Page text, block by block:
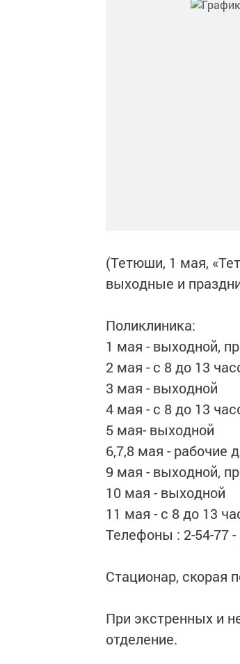
(Тетюши, 1 мая,
выходные и
Поликлиника:
1 мая - выходной,
2 мая - с 8 до 13
3 мая - выходной
4 мая - с 8 до 13
5 мая- выходной
6,7,8 мая - рабочие
9 мая - выходной,
10 мая - выходной
11 мая - с 8 до 13
Телефоны : 2-54-77 -
Стационар, скорая
При экстренных и
отделение.